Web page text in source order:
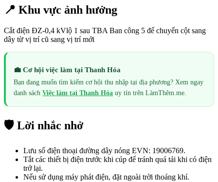
📍 Khu vực ảnh hưởng
Cắt điện ĐZ-0,4 kVlộ 1 sau TBA Ban công 5 để chuyển cột sang
dây từ vị trí cũ sang vị trí mới
💼 Cơ hội việc làm tại Thanh Hóa
Bạn đang muốn tìm kiếm cơ hội thu nhập tại địa phương? Xem ngay
danh sách Việc làm tại Thanh Hóa uy tín trên LàmThêm.me.
🛡️ Lời nhắc nhở
Lưu số điện thoại đường dây nóng EVN: 19006769.
Tắt các thiết bị điện trước khi cúp để tránh quá tải khi có điện
trở lại.
Nếu sử dụng máy phát điện, đặt ngoài trời thoáng khí.